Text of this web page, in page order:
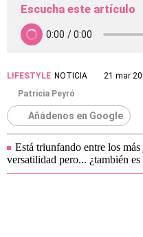
Escucha este artículo
LIFESTYLE NOTICIA
21 mar
Patricia Peyró
Añádenos en Google
Está triunfando entre los
versatilidad pero... ¿también